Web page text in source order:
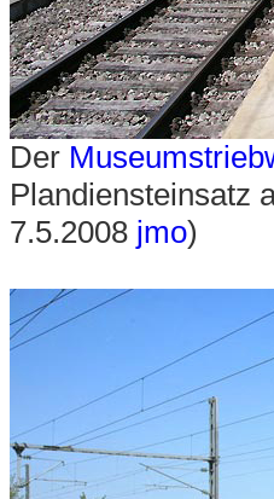
Der
Plandiensteinsatz
7.5.2008 jmo)